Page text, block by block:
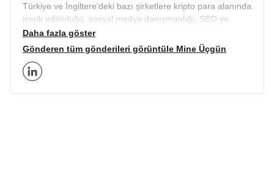
Türkiye ve İngiltere’deki bazı şirketlere kripto para alanında
içerik editörlüğü, sosyal medya danışmanlığı, SEO ve
kurumsal iletişim alanlarında hizmet vermektedir.
Daha fazla göster
Gönderen tüm gönderileri görüntüle Mine Üçgün